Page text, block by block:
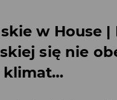
w House |
się nie
klimat…